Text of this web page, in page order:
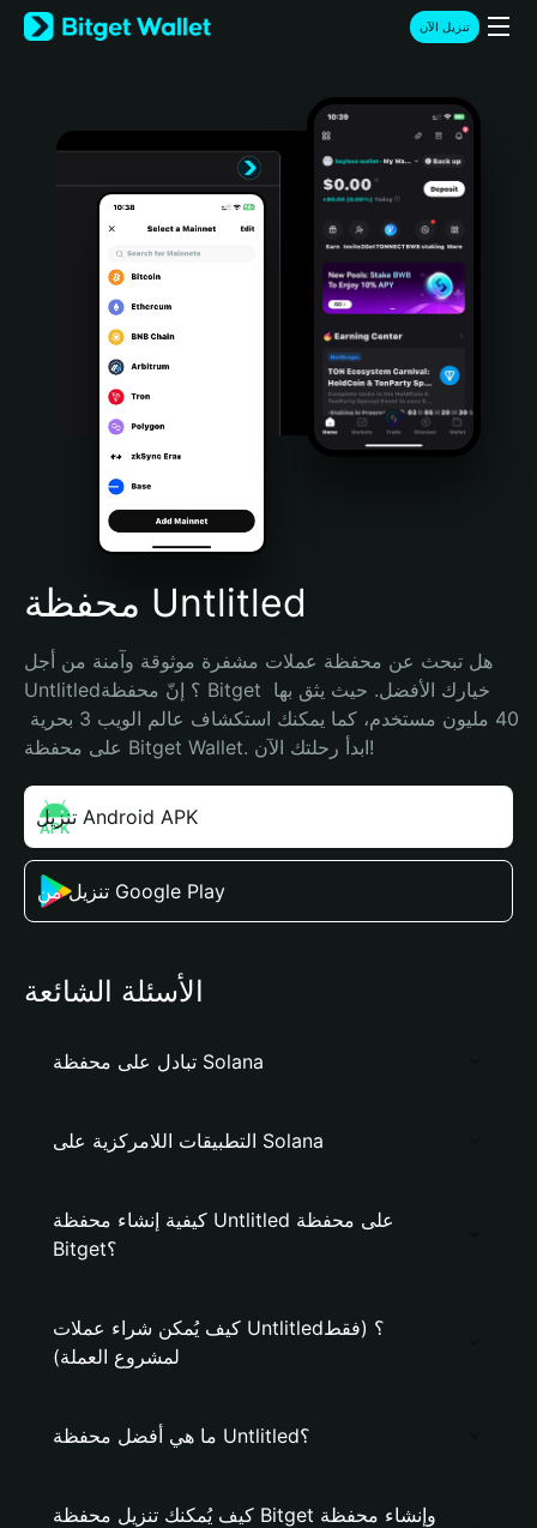
English
日本語
Türkçe
Português (Portugal)
Bahasa Indonesia
Português (Brasil)
Español (Argentina)
تنزيل الآن
محفظة Untlitled
هل تبحث عن محفظة عملات مشفرة موثوقة وآمنة من أجل
Untlitled؟ إنّ محفظة Bitget خيارك الأفضل. حيث يثق بها
على محفظة Bitget Wallet. ابدأ رحلتك الآن!
تنزيل Android APK
تنزيل من Google Play
الأسئلة الشائعة
تبادل على محفظة Solana
التطبيقات اللامركزية على Solana
كيفية إنشاء محفظة Untlitled على محفظة
Bitget؟
كيف يُمكن شراء عملات Untlitled؟ (فقط
لمشروع العملة)
ما هي أفضل محفظة Untlitled؟
كيف يُمكنك تنزيل محفظة Bitget وإنشاء محفظة